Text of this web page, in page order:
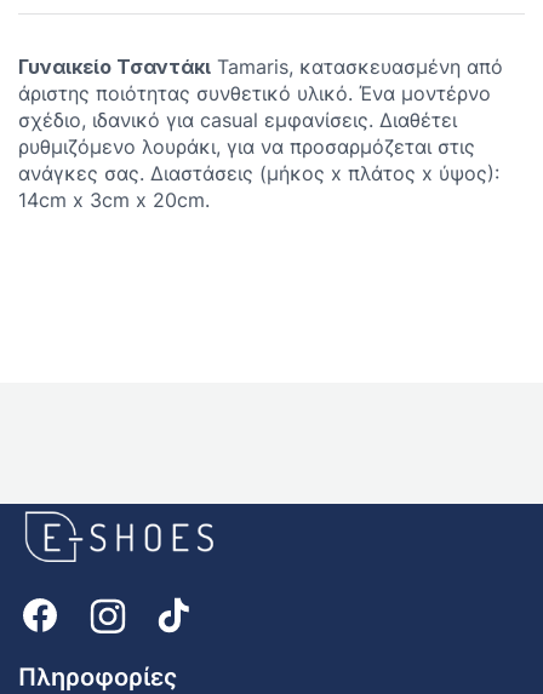
Γυναικείο Τσαντάκι Tamaris, κατασκευασμένη από
άριστης ποιότητας συνθετικό υλικό. Ένα μοντέρνο
σχέδιο, ιδανικό για casual εμφανίσεις. Διαθέτει
ρυθμιζόμενο λουράκι, για να προσαρμόζεται στις
ανάγκες σας. Διαστάσεις (μήκος x πλάτος x ύψος):
14cm x 3cm x 20cm.
Πληροφορίες